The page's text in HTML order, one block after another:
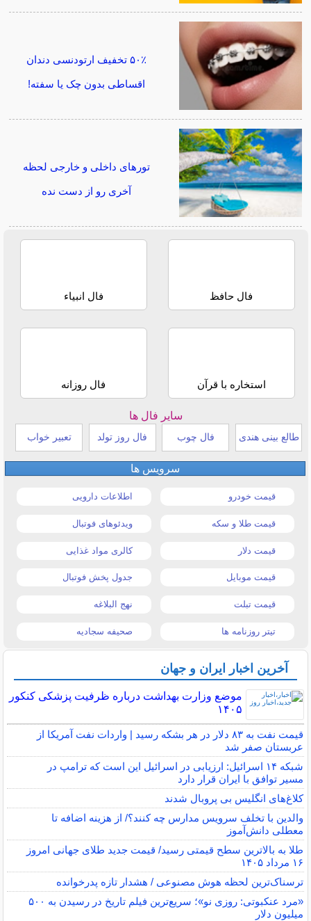
۵۰٪ تخفیف ارتودنسی دندان
اقساطی بدون چک یا سفته!
تورهای داخلی و خارجی لحظه
آخری رو از دست نده
فال حافظ فال انبیاء
استخاره با قرآن فال روزانه
سایر فال ها
طالع بینی هندی فال چوب فال روز تولد تعبیر خواب
سرویس ها
قیمت خودرو اطلاعات دارویی
قیمت طلا و سکه ویدئوهای فوتبال
قیمت دلار کالری مواد غذایی
قیمت موبایل جدول پخش فوتبال
قیمت تبلت نهج البلاغه
تیتر روزنامه ها صحیفه سجادیه
آخرین اخبار ایران و جهان
موضع وزارت بهداشت درباره ظرفیت پزشکی کنکور
۱۴۰۵
قیمت نفت به ۸۳ دلار در هر بشکه رسید | واردات نفت آمریکا از
عربستان صفر شد
شبکه ۱۴ اسرائیل: ارزیابی در اسرائیل این است که ترامپ در
مسیر توافق با ایران قرار دارد
کلاغ‌های انگلیس بی پروبال شدند
والدین با تخلف سرویس مدارس چه کنند؟/ از هزینه اضافه تا
معطلی دانش‌آموز
طلا به بالاترین سطح قیمتی رسید/ قیمت جدید طلای جهانی امروز
۱۶ مرداد ۱۴۰۵
ترسناک‌ترین لحظه هوش مصنوعی / هشدار تازه پدرخوانده
«مرد عنکبوتی: روزی نو»؛ سریع‌ترین فیلم تاریخ در رسیدن به ۵۰۰
میلیون دلار